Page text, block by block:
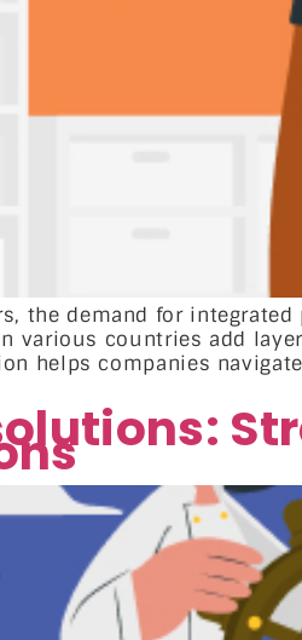
the demand for
various countries add
helps companies